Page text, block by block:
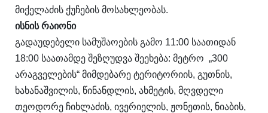
მიქელაძის ქუჩების მოსახლეობას.
ისნის რაიონი
გადაუდებელი სამუშაოების გამო 11:00 საათიდან
18:00 საათამდე შეზღუდვა შეეხება: მეტრო „300
არაგველების“ მიმდებარე ტერიტორიის, გუთნის,
ხახანაშვილის, წინანდლის, ახმეტის, მღვდელი
თეოდორე ჩიხლაძის, ივერიელის, ჟონეთის, ნიაბის,